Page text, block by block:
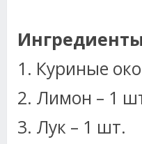
1. Куриные
2. Лимон – 1
3. Лук – 1 шт.